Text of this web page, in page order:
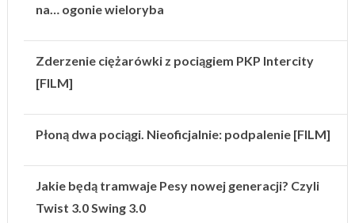
na… ogonie wieloryba
Zderzenie ciężarówki z pociągiem PKP Intercity
[FILM]
Płoną dwa pociągi. Nieoficjalnie: podpalenie [FILM]
Jakie będą tramwaje Pesy nowej generacji? Czyli
Twist 3.0 Swing 3.0